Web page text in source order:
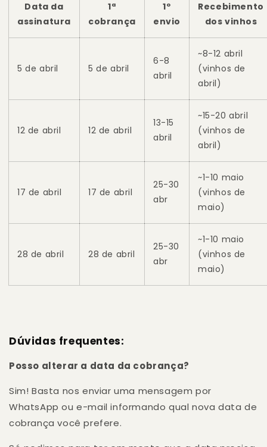
Data da
assinatura
1ª
cobrança
1º
envio
Recebimento
dos vinhos
5 de abril 5 de abril
6-8
abril
~8-12 abril
(vinhos de
abril)
12 de abril 12 de abril
13-15
abril
~15-20 abril
(vinhos de
abril)
17 de abril 17 de abril
25-30
abr
~1-10 maio
(vinhos de
maio)
28 de abril 28 de abril
25-30
abr
~1-10 maio
(vinhos de
maio)
Dúvidas frequentes:
Posso alterar a data da cobrança?
Sim! Basta nos enviar uma mensagem por
WhatsApp ou e-mail informando qual nova data de
cobrança você prefere.